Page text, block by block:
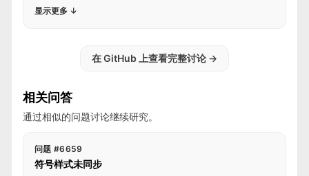
显示更多 ↓
在 GitHub 上查看完整讨论 →
相关问答
通过相似的问题讨论继续研究。
问题 #6659
符号样式未同步